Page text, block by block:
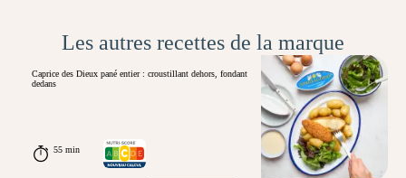
Les autres recettes de la marque
Caprice des Dieux pané entier : croustillant dehors, fondant
dedans
55 min